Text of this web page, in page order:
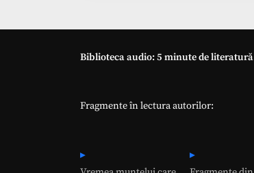
Biblioteca audio: 5 minute de literatură
Fragmente în lectura autorilor: